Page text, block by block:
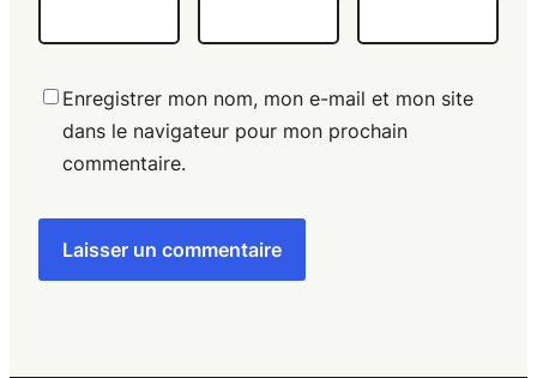
Enregistrer mon nom, mon e-mail et mon site
dans le navigateur pour mon prochain
commentaire.